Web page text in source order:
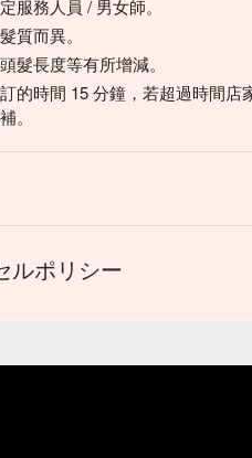
服務人員 / 男女師。
質而異。
髮長度等有所增減。
的時間 15 分鐘，若超過時間
。
ルポリシー